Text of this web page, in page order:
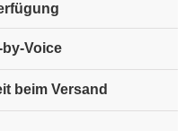
Voice
beim Versand